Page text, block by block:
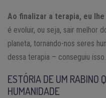
Ao finalizar a terapia, eu
é evoluir, ou seja, sair melhor
planeta, tornando-nos seres
dessa terapia – conseguiu
ESTÓRIA DE UM RABINO
HUMANIDADE